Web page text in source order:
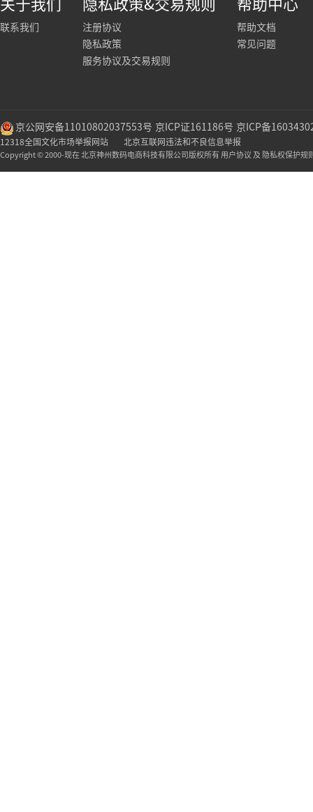
关于我们
联系我们
隐私政策&交易规则
注册协议
隐私政策
服务协议及交易规则
帮助中心
帮助文档
常见问题
京公网安备11010802037553号 京ICP证161186号 京ICP备
12318全国文化市场举报网站 北京互联网违法和不良信息举报
Copyright © 2000-现在 北京神州数码电商科技有限公司版权所有 用户协议 及 隐私权保护规